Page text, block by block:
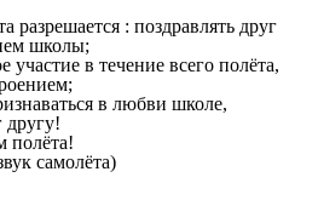
разрешается : поздравлять друг
школы;
участие в течение всего полёта,
в любви школе,
другу!
полёта!